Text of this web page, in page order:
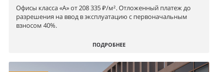
Офисы класса «А» от 208 335 ₽/м². Отложенный платеж до
разрешения на ввод в эксплуатацию с первоначальным
взносом 40%.
ПОДРОБНЕЕ